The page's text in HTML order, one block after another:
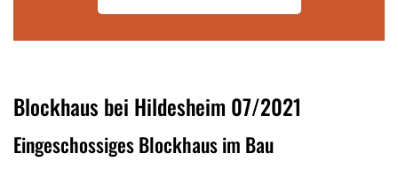
Blockhaus bei Hildesheim 07/2021
Eingeschossiges Blockhaus im Bau